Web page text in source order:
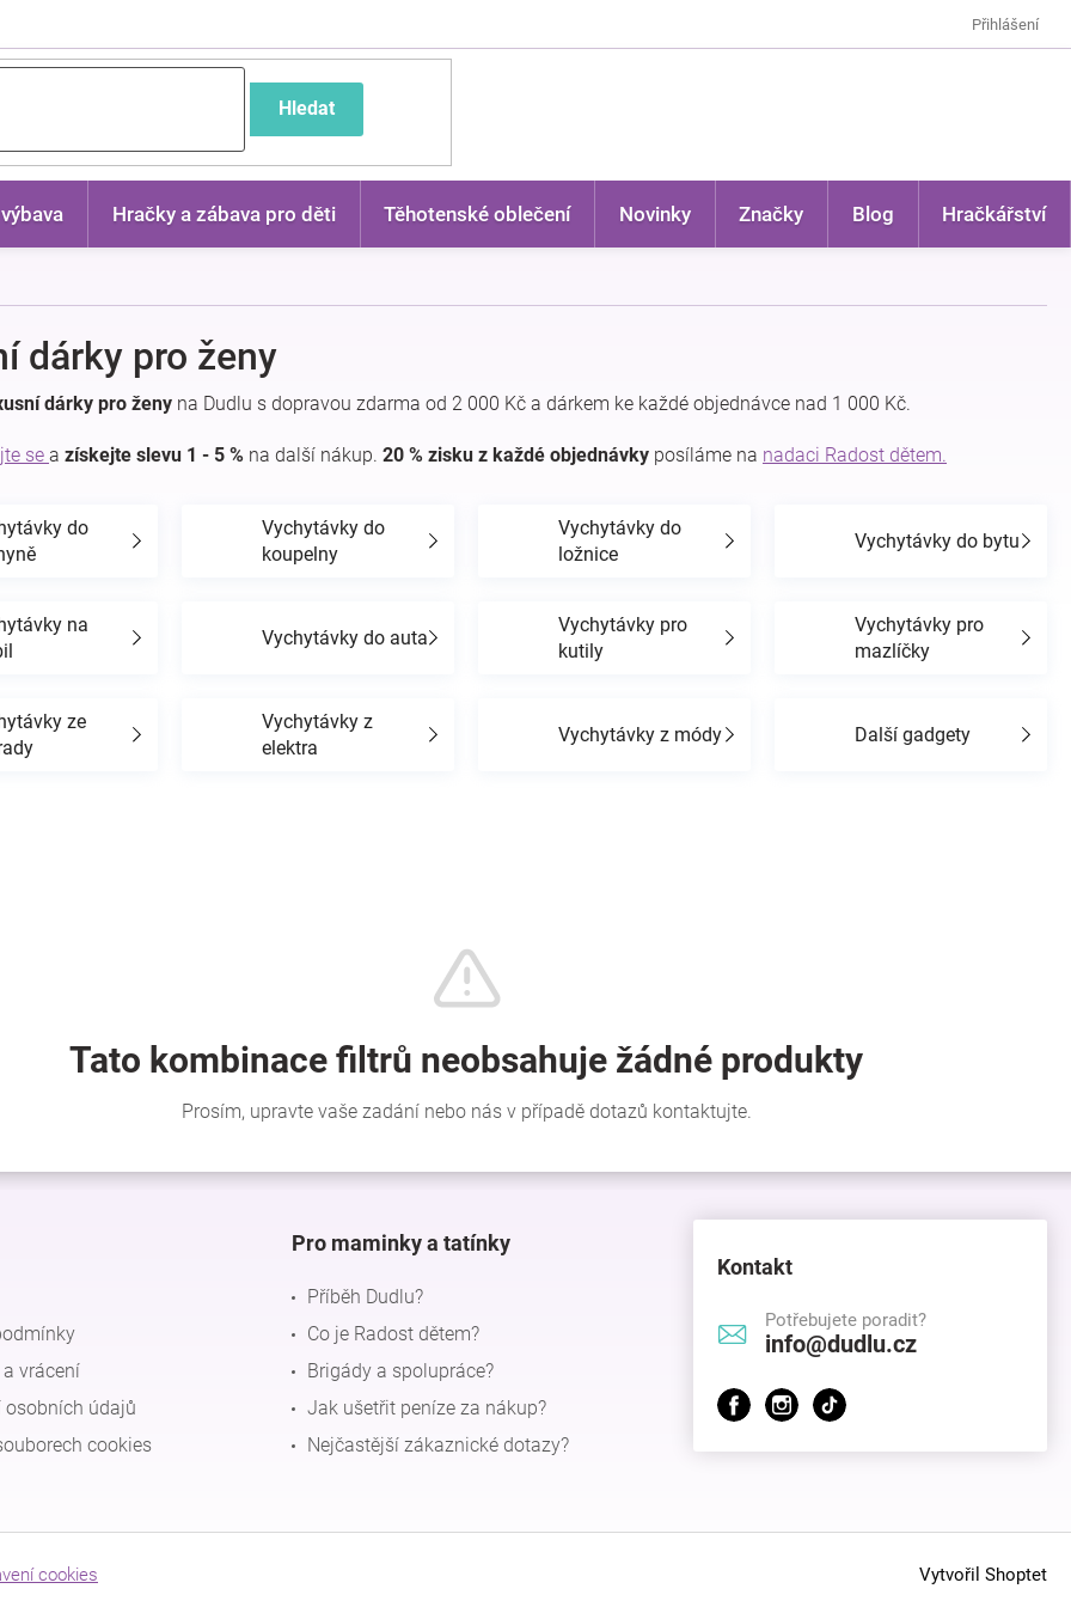
Přihlášení
Hledat
Hračky a zábava pro děti Těhotenské oblečení Novinky Značky Blog Hračkářství
dárky pro ženy
dárky pro ženy na Dudlu s dopravou zdarma od 2 000 Kč a dárkem ke každé objednávce nad 1 000 Kč.
se a získejte slevu 1 - 5 % na další nákup. 20 % zisku z každé objednávky posíláme na nadaci Radost dětem.
do
Vychytávky do
koupelny
Vychytávky do
ložnice
Vychytávky do bytu
na
Vychytávky do auta
Vychytávky pro
kutily
Vychytávky pro
mazlíčky
ze
Vychytávky z
elektra
Vychytávky z módy Další gadgety
vrácení
osobních údajů
cookies
Pro maminky a tatínky
Příběh Dudlu?
Co je Radost dětem?
Brigády a spolupráce?
Jak ušetřit peníze za nákup?
Nejčastější zákaznické dotazy?
Kontakt
Potřebujete poradit?
info@dudlu.cz
Vytvořil Shoptet
cookies